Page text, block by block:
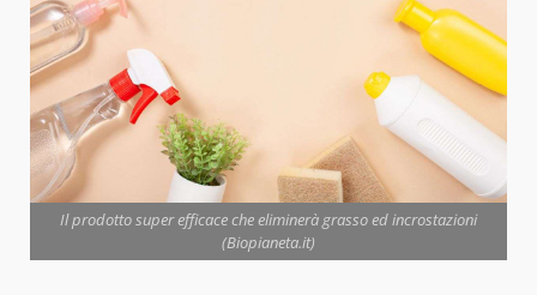
Il prodotto super efficace che eliminerà grasso ed incrostazioni
(Biopianeta.it)